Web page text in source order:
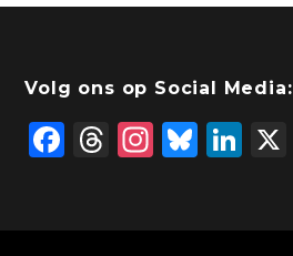
Volg ons op Social Media:
F
T
In Bl
Li